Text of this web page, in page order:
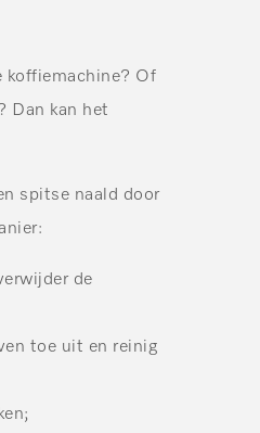
koffiemachine? Of
Dan kan het
spitse naald door
de
toe uit en reinig